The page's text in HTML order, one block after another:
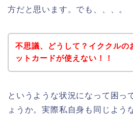
方だと思います。でも、、、。
不思議、どうして？イククルの
ットカードが使えない！！
というような状況になって困っ
ょうか。実際私自身も同じよう